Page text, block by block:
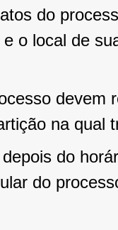
do
o local de
devem
na qual
do
do